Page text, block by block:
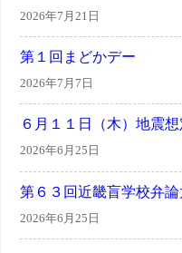
2026年7月21日
第１回まどかデー
2026年7月7日
６月１１日（木）地震
2026年6月25日
第６３回近畿盲学校弁論
2026年6月25日